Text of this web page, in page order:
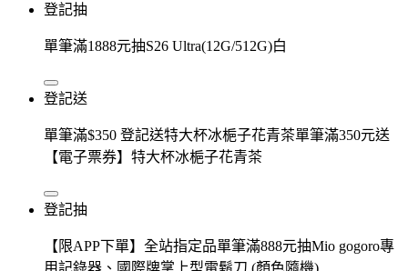
登記抽
單筆滿1888元抽S26 Ultra(12G/512G)白
登記送
單筆滿$350 登記送特大杯冰梔子花青茶單筆滿350元送
【電子票券】特大杯冰梔子花青茶
登記抽
【限APP下單】全站指定品單筆滿888元抽Mio gogoro專
用記錄器、國際牌掌上型電鬍刀 (顏色隨機)